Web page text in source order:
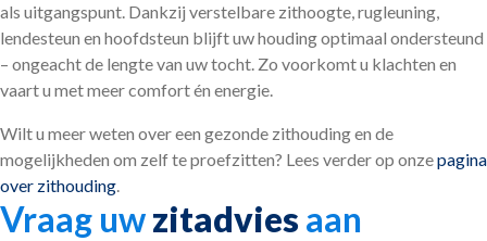
als uitgangspunt. Dankzij verstelbare zithoogte, rugleuning,
lendesteun en hoofdsteun blijft uw houding optimaal ondersteund
– ongeacht de lengte van uw tocht. Zo voorkomt u klachten en
vaart u met meer comfort én energie.
Wilt u meer weten over een gezonde zithouding en de
mogelijkheden om zelf te proefzitten? Lees verder op onzepagina
over zithouding.
Vraag uwzitadviesaan